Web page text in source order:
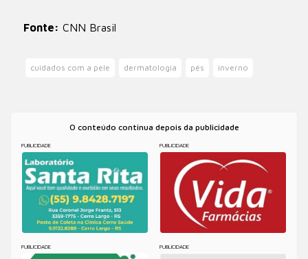
Fonte: CNN Brasil
cuidados com a pele dermatologia pés inverno
O conteúdo continua depois da publicidade
PUBLICIDADE PUBLICIDADE
PUBLICIDADE PUBLICIDADE